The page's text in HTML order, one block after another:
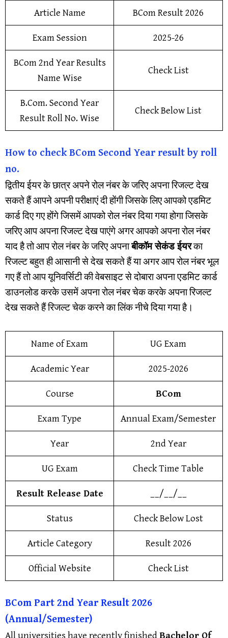
Article Name BCom Result 2026
Exam Session 2025-26
BCom 2nd Year Results
Name Wise
Check List
B.Com. Second Year
Result Roll No. Wise
Check Below List
How to checkBCom Second Year result by roll
no.
द्वितीय ईयर के छात्र अपने रोल नंबर के जरिए अपना रिजल्ट देख
सकते हैं आपने अपनी परीक्षाएं दी होंगी जिसके लिए आपको एडमिट
कार्ड दिए गए होंगे जिसमें आपको रोल नंबर दिया गया होगा जिसके
जरिए आप अपना रिजल्ट देख पाएंगे अगर आपको अपना रोल नंबर
याद है तो आप रोल नंबर के जरिए अपनाबीकॉम सेकंड ईयरका
रिजल्ट बहुत ही आसानी से देख सकते हैं या अगर आप रोल नंबर भूल
गए हैं तो आप यूनिवर्सिटी की वेबसाइट से दोबारा अपना एडमिट कार्ड
डाउनलोड करके उसमें अपना रोल नंबर चेक करके अपना रिजल्ट
देख सकते हैं रिजल्ट चेक करने का लिंक नीचे दिया गया है।
Name of Exam UG Exam
Academic Year 2025-2026
Course BCom
Exam Type Annual Exam/Semester
Year 2nd Year
UG Exam Check Time Table
Result Release Date __/__/__
Status Check Below Lost
Article Category Result 2026
Official Website Check List
BCom Part 2nd Year Result 2026
(Annual/Semester)
All universities have recently finishedBachelor Of